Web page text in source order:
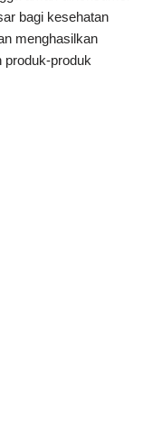
bagi kesehatan
menghasilkan
produk-produk